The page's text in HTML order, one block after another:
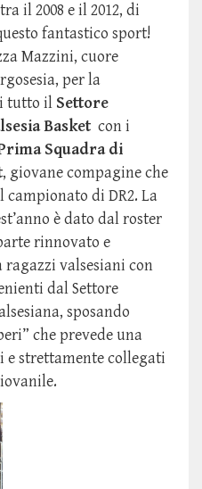
il 2008 e il 2012, di
fantastico sport!
Mazzini, cuore
per la
tutto il Settore
Basket con i
Squadra di
, giovane compagine che
campionato di DR2. La
è dato dal roster
rinnovato e
valsesiani con
dal Settore
sposando
che prevede una
strettamente collegati